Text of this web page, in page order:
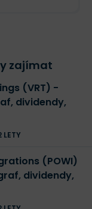
zajímat
(VRT) -
dividendy,
LETY
(POWI)
dividendy,